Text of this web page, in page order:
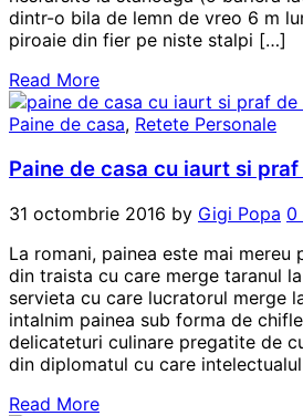
dintr-o bila de lemn de vreo 6 m
piroaie din fier pe niste stalpi […]
Read More
Paine de casa, Retete Personale
Paine de casa cu iaurt si
31 octombrie 2016 by Gigi Popa 0
La romani, painea este mai mereu
din traista cu care merge taranul
servieta cu care lucratorul merge
intalnim painea sub forma de
delicateturi culinare pregatite de
din diplomatul cu care
Read More